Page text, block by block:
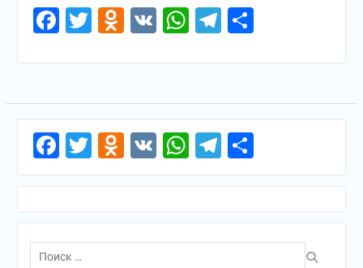
Facebook
Twitter
Odnoklassniki
VK WhatsApp
Telegram
Facebook
Twitter
Odnoklassniki
VK WhatsApp
Telegram
Поиск
по: